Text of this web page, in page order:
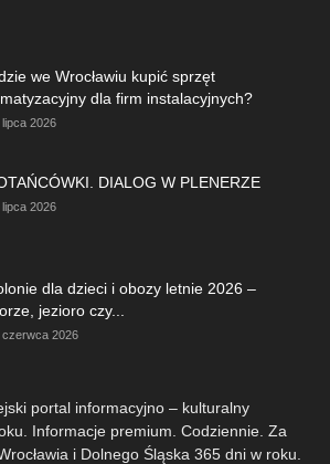
we Wrocławiu kupić sprzęt
dla firm instalacyjnych?
lipca 2026
DIALOG W PLENERZE
lipca 2026
dla dzieci i obozy letnie 2026 –
jezioro czy...
czerwca 2026
portal informacyjno – kulturalny
Informacje premium. Codziennie. Za
i Dolnego Śląska 365 dni w roku.